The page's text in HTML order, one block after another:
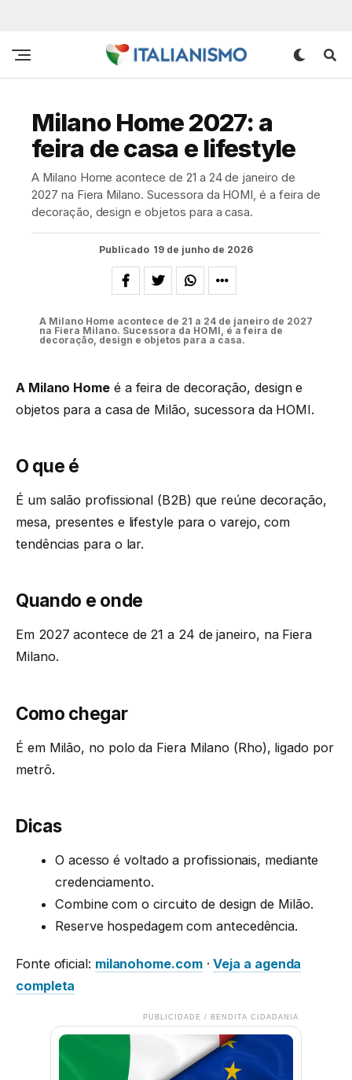
Milano Home 2027: a
feira de casa e lifestyle
A Milano Home acontece de 21 a 24 de janeiro de
2027 na Fiera Milano. Sucessora da HOMI, é a feira de
decoração, design e objetos para a casa.
Publicado 19 de junho de 2026
A Milano Home acontece de 21 a 24 de janeiro de 2027
na Fiera Milano. Sucessora da HOMI, é a feira de
decoração, design e objetos para a casa.
A Milano Homeé a feira de decoração, design e
objetos para a casa de Milão, sucessora da HOMI.
O que é
É um salão profissional (B2B) que reúne decoração,
mesa, presentes e lifestyle para o varejo, com
tendências para o lar.
Quando e onde
Em 2027 acontece de 21 a 24 de janeiro, na Fiera
Milano.
Como chegar
É em Milão, no polo da Fiera Milano (Rho), ligado por
metrô.
Dicas
O acesso é voltado a profissionais, mediante
credenciamento.
Combine com o circuito de design de Milão.
Reserve hospedagem com antecedência.
Fonte oficial: milanohome.com·Veja a agenda
completa
PUBLICIDADE / BENDITA CIDADANIA